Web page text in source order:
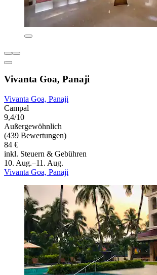
Vivanta Goa, Panaji
Vivanta Goa, Panaji
Campal
9,4/10
Außergewöhnlich
(439 Bewertungen)
84 €
inkl. Steuern & Gebühren
10. Aug.–11. Aug.
Vivanta Goa, Panaji